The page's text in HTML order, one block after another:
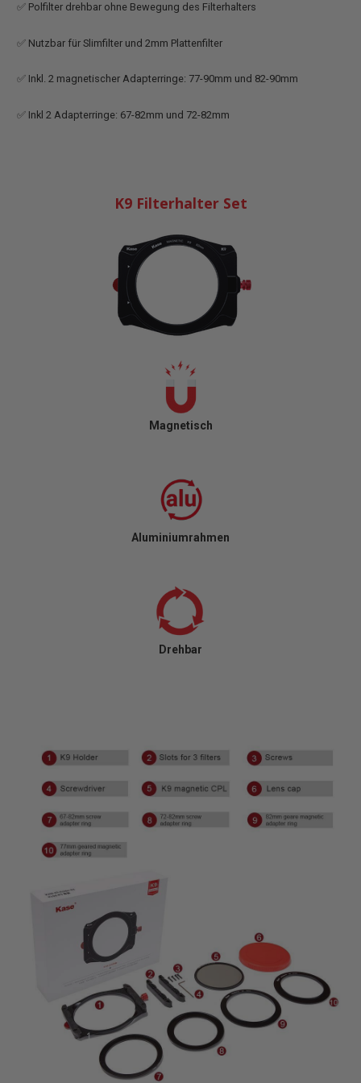
✅ Polfilter drehbar ohne Bewegung des Filterhalters
✅ Nutzbar für Slimfilter und 2mm Plattenfilter
✅ Inkl. 2 magnetischer Adapterringe: 77-90mm und 82-90mm
✅ Inkl 2 Adapterringe: 67-82mm und 72-82mm
K9 Filterhalter Set
Magnetisch
Aluminiumrahmen
Drehbar